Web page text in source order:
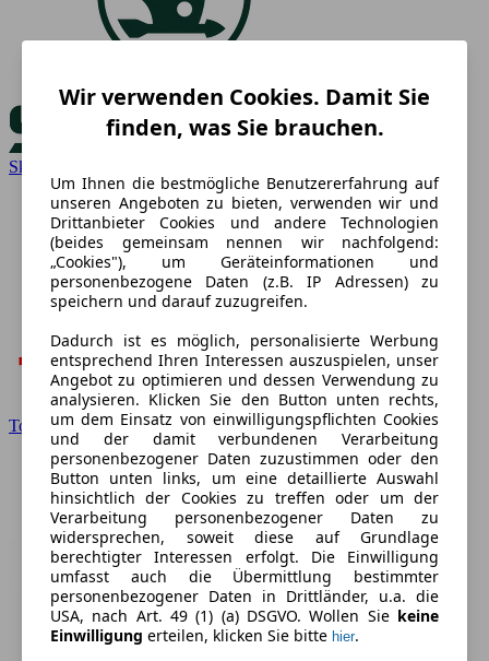
Skoda
Toyota
Wir verwenden Cookies. Damit Sie
finden, was Sie brauchen.
Um Ihnen die bestmögliche Benutzererfahrung auf
unseren Angeboten zu bieten, verwenden wir und
Drittanbieter Cookies und andere Technologien
(beides gemeinsam nennen wir nachfolgend:
„Cookies"), um Geräteinformationen und
personenbezogene Daten (z.B. IP Adressen) zu
speichern und darauf zuzugreifen.
Dadurch ist es möglich, personalisierte Werbung
entsprechend Ihren Interessen auszuspielen, unser
Angebot zu optimieren und dessen Verwendung zu
analysieren. Klicken Sie den Button unten rechts,
um dem Einsatz von einwilligungspflichten Cookies
und der damit verbundenen Verarbeitung
personenbezogener Daten zuzustimmen oder den
Button unten links, um eine detaillierte Auswahl
hinsichtlich der Cookies zu treffen oder um der
Verarbeitung personenbezogener Daten zu
widersprechen, soweit diese auf Grundlage
berechtigter Interessen erfolgt. Die Einwilligung
umfasst auch die Übermittlung bestimmter
personenbezogener Daten in Drittländer, u.a. die
USA, nach Art. 49 (1) (a) DSGVO. Wollen Sie keine
Einwilligung erteilen, klicken Sie bitte hier.